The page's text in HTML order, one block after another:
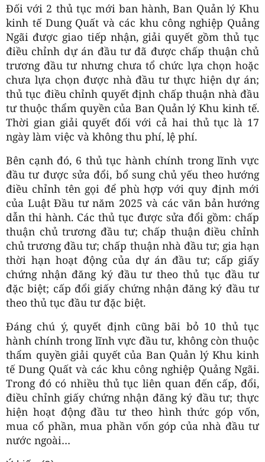
Đối với 2 thủ tục mới ban hành, Ban Quản lý Khu
kinh tế Dung Quất và các khu công nghiệp Quảng
Ngãi được giao tiếp nhận, giải quyết gồm thủ tục
điều chỉnh dự án đầu tư đã được chấp thuận chủ
trương đầu tư nhưng chưa tổ chức lựa chọn hoặc
chưa lựa chọn được nhà đầu tư thực hiện dự án;
thủ tục điều chỉnh quyết định chấp thuận nhà đầu
tư thuộc thẩm quyền của Ban Quản lý Khu kinh tế.
Thời gian giải quyết đối với cả hai thủ tục là 17
ngày làm việc và không thu phí, lệ phí.
Bên cạnh đó, 6 thủ tục hành chính trong lĩnh vực
đầu tư được sửa đổi, bổ sung chủ yếu theo hướng
điều chỉnh tên gọi để phù hợp với quy định mới
của Luật Đầu tư năm 2025 và các văn bản hướng
dẫn thi hành. Các thủ tục được sửa đổi gồm: chấp
thuận chủ trương đầu tư; chấp thuận điều chỉnh
chủ trương đầu tư; chấp thuận nhà đầu tư; gia hạn
thời hạn hoạt động của dự án đầu tư; cấp giấy
chứng nhận đăng ký đầu tư theo thủ tục đầu tư
đặc biệt; cấp đổi giấy chứng nhận đăng ký đầu tư
theo thủ tục đầu tư đặc biệt.
Đáng chú ý, quyết định cũng bãi bỏ 10 thủ tục
hành chính trong lĩnh vực đầu tư, không còn thuộc
thẩm quyền giải quyết của Ban Quản lý Khu kinh
tế Dung Quất và các khu công nghiệp Quảng Ngãi.
Trong đó có nhiều thủ tục liên quan đến cấp, đổi,
điều chỉnh giấy chứng nhận đăng ký đầu tư; thực
hiện hoạt động đầu tư theo hình thức góp vốn,
mua cổ phần, mua phần vốn góp của nhà đầu tư
nước ngoài…